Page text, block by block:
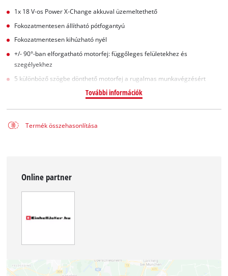
1x 18 V-os Power X-Change akkuval üzemeltethető
Fokozatmentesen állítható pótfogantyú
Fokozatmentesen kihúzható nyél
+/- 90°-ban elforgatható motorfej: függőleges felületekhez és
szegélyekhez
5 különböző szögbe dönthető motorfej a rugalmas munkavégzésért
További információk
Termék összehasonlítása
Online partner